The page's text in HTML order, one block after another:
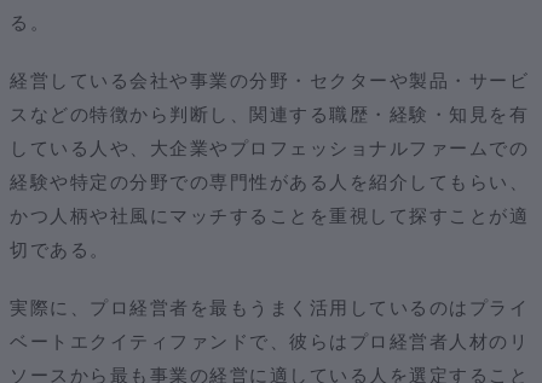
る。
経営している会社や事業の分野・セクターや製品・サービ
スなどの特徴から判断し、関連する職歴・経験・知見を有
している人や、大企業やプロフェッショナルファームでの
経験や特定の分野での専門性がある人を紹介してもらい、
かつ人柄や社風にマッチすることを重視して探すことが適
切である。
実際に、プロ経営者を最もうまく活用しているのはプライ
ベートエクイティファンドで、彼らはプロ経営者人材のリ
ソースから最も事業の経営に適している人を選定すること